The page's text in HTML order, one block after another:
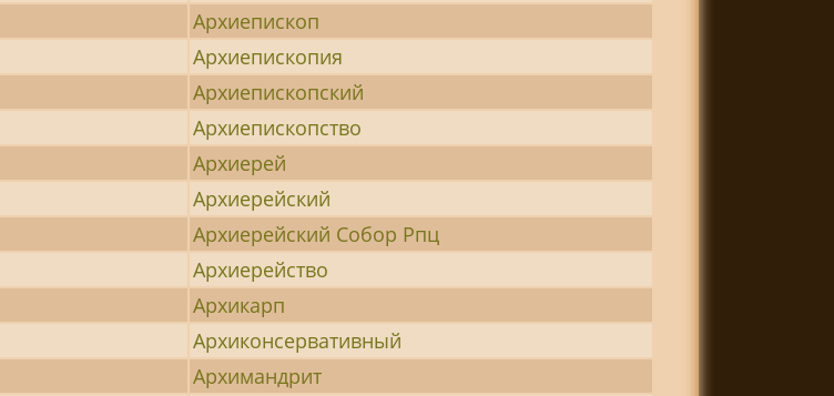
Архиепископ
Архиепископия
Архиепископский
Архиепископство
Архиерей
Архиерейский
Архиерейский Собор Рпц
Архиерейство
Архикарп
Архиконсервативный
Архимандрит